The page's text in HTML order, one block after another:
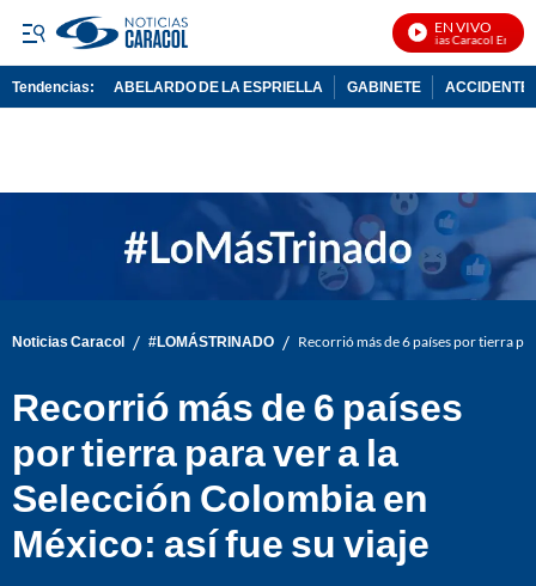
EN VIVO
Noticias Caracol En Vivo
Tendencias: ABELARDO DE LA ESPRIELLA GABINETE ACCIDENTE
Noticias Caracol / #LOMÁSTRINADO / Recorrió más de 6 países por tierra
Recorrió más de 6 países
por tierra para ver a la
Selección Colombia en
México: así fue su viaje